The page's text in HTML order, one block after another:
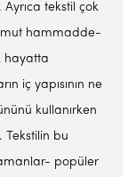
Ayrıca tekstil çok
hammadde-
hayatta
iç yapısının ne
kullanırken
Tekstilin bu
popüler